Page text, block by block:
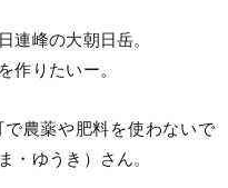
連峰の大朝日岳。
作りたいー。
農薬や肥料を使わないで
・ゆうき）さん。